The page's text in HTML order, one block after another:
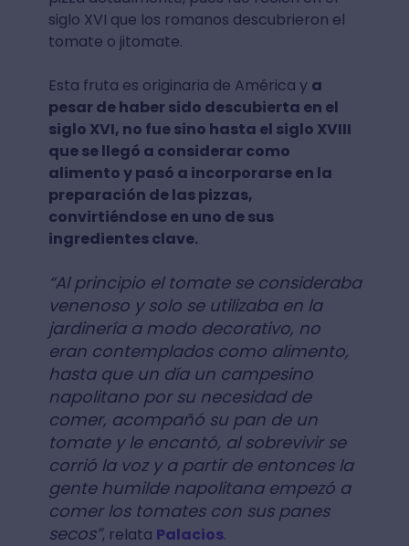
siglo XVI que los romanos descubrieron el
tomate o jitomate.
Esta fruta es originaria de América y a
pesar de haber sido descubierta en el
siglo XVI, no fue sino hasta el siglo XVIII
que se llegó a considerar como
alimento y pasó a incorporarse en la
preparación de las pizzas,
convirtiéndose en uno de sus
ingredientes clave.
“Al principio el tomate se consideraba
venenoso y solo se utilizaba en la
jardinería a modo decorativo, no
eran contemplados como alimento,
hasta que un día un campesino
napolitano por su necesidad de
comer, acompañó su pan de un
tomate y le encantó, al sobrevivir se
corrió la voz y a partir de entonces la
gente humilde napolitana empezó a
comer los tomates con sus panes
secos”, relata Palacios.